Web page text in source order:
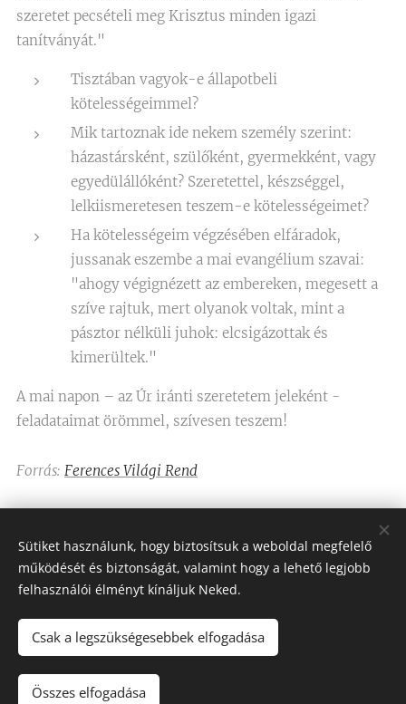
szeretet pecsételi meg Krisztus minden igazi
tanítványát."
Tisztában vagyok-e állapotbeli
kötelességeimmel?
Mik tartoznak ide nekem személy szerint:
házastársként, szülőként, gyermekként, vagy
egyedülállóként? Szeretettel, készséggel,
lelkiismeretesen teszem-e kötelességeimet?
Ha kötelességeim végzésében elfáradok,
jussanak eszembe a mai evangélium szavai:
"ahogy végignézett az embereken, megesett a
szíve rajtuk, mert olyanok voltak, mint a
pásztor nélküli juhok: elcsigázottak és
kimerültek."
A mai napon – az Úr iránti szeretetem jeleként -
feladataimat örömmel, szívesen teszem!
Forrás: Ferences Világi Rend
Assisi Szent Ferenc Betegápoló Nővérei
Sütiket használunk, hogy biztosítsuk a weboldal megfelelő
működését és biztonságát, valamint hogy a lehető legjobb
felhasználói élményt kínáljuk Neked.
Csak a legszükségesebbek elfogadása
Összes elfogadása